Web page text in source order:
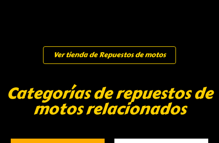
Ver tienda de Repuestos de motos
Categorías de repuestos de
motos relacionados